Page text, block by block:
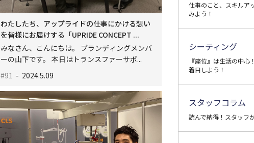
わたしたち、アップライドの仕事にかける想い
を皆様にお届けする「UPRIDE CONCEPT ...
みなさん、こんにちは。 ブランディングメンバ
ーの山下です。 本日はトランスファーサポ...
#91 - 2024.5.09
仕事のこと、スキルア
みよう！
シーティング
『座位』は生活の中
着目しよう！
スタッフコラム
読んで納得！スタッフ